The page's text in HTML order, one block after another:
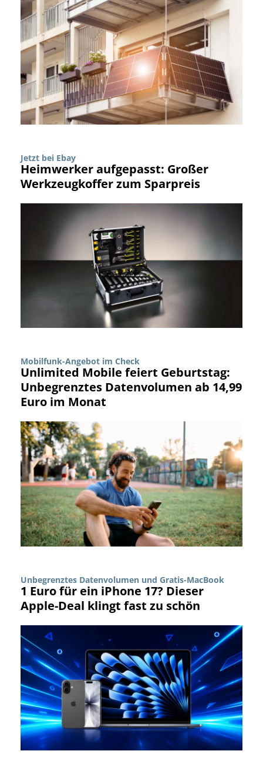
Jetzt bei Ebay
Heimwerker aufgepasst: Großer
Werkzeugkoffer zum Sparpreis
Mobilfunk-Angebot im Check
Unlimited Mobile feiert Geburtstag:
Unbegrenztes Datenvolumen ab 14,99
Euro im Monat
Unbegrenztes Datenvolumen und Gratis-MacBook
1 Euro für ein iPhone 17? Dieser
Apple-Deal klingt fast zu schön